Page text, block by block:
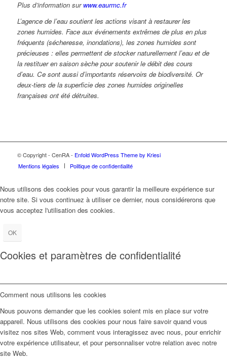
Plus d’information sur www.eaurmc.fr
L’agence de l’eau soutient les actions visant à restaurer les
zones humides. Face aux événements extrêmes de plus en plus
fréquents (sécheresse, inondations), les zones humides sont
précieuses : elles permettent de stocker naturellement l’eau et de
la restituer en saison sèche pour soutenir le débit des cours
d’eau. Ce sont aussi d’importants réservoirs de biodiversité. Or
deux-tiers de la superficie des zones humides originelles
françaises ont été détruites.
© Copyright - CenRA - Enfold WordPress Theme by Kriesi
Mentions légales
Politique de confidentialité
Nous utilisons des cookies pour vous garantir la meilleure expérience sur
notre site. Si vous continuez à utiliser ce dernier, nous considérerons que
vous acceptez l'utilisation des cookies.
OK
Cookies et paramètres de confidentialité
Comment nous utilisons les cookies
Nous pouvons demander que les cookies soient mis en place sur votre
appareil. Nous utilisons des cookies pour nous faire savoir quand vous
visitez nos sites Web, comment vous interagissez avec nous, pour enrichir
votre expérience utilisateur, et pour personnaliser votre relation avec notre
site Web.